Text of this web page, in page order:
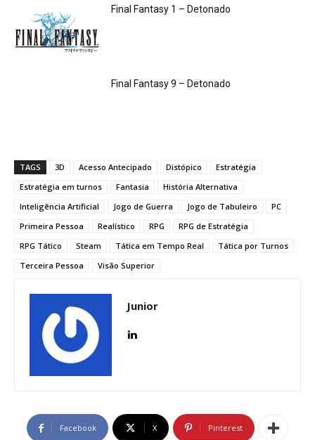
Final Fantasy 1 – Detonado
Final Fantasy 9 – Detonado
TAGS 3D Acesso Antecipado Distópico
Estratégia
Estratégia em turnos
Fantasia
História Alternativa
Inteligência Artificial
Jogo de Guerra Jogo de Tabuleiro
PC
Primeira Pessoa
Realístico RPG
RPG de Estratégia
RPG Tático
Steam Tática em Tempo Real
Tática por Turnos
Terceira Pessoa
Visão Superior
Junior
Facebook X Pinterest